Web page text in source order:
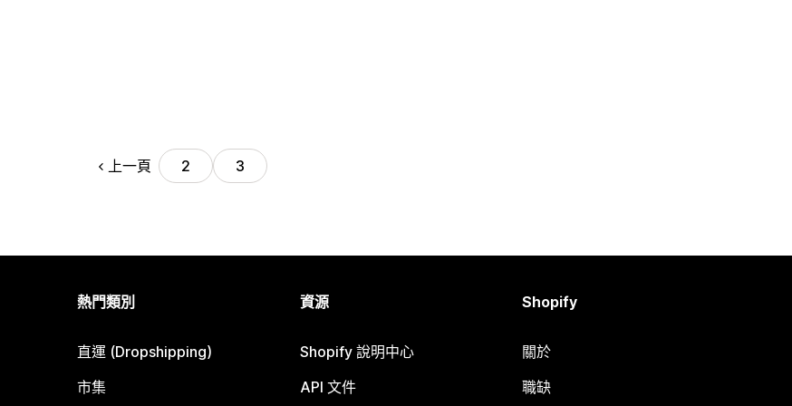
上一頁 2 3
熱門類別
直運 (Dropshipping)
市集
資源
Shopify 說明中心
API 文件
Shopify
關於
職缺